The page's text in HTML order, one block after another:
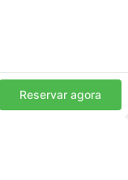
Reservar agora